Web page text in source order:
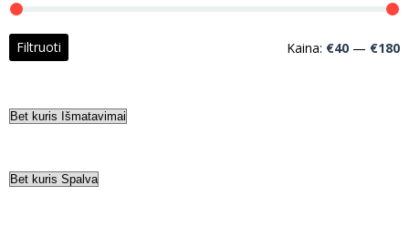
Filtruoti Kaina: €40 — €180